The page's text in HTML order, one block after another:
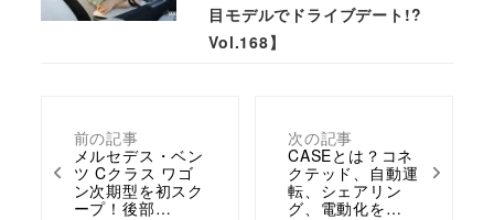
前の記事
メルセデス・ベン
ツ Cクラス ワゴ
ン次期型を初スク
ープ！後部…
次の記事
CASEとは？コネ
クテッド、自動運
転、シェアリン
グ、電動化を…
目モデルでドライブデート!?
Vol.168】